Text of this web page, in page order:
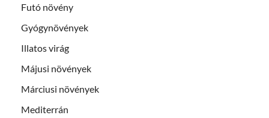
Futó növény
Gyógynövények
Illatos virág
Májusi növények
Márciusi növények
Mediterrán